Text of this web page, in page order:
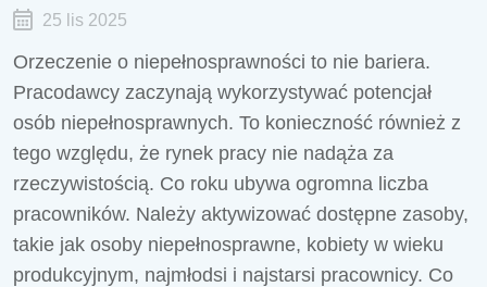
25 lis 2025
Orzeczenie o niepełnosprawności to nie bariera.
Pracodawcy zaczynają wykorzystywać potencjał
osób niepełnosprawnych. To konieczność również z
tego względu, że rynek pracy nie nadąża za
rzeczywistością. Co roku ubywa ogromna liczba
pracowników. Należy aktywizować dostępne zasoby,
takie jak osoby niepełnosprawne, kobiety w wieku
produkcyjnym, najmłodsi i najstarsi pracownicy. Co